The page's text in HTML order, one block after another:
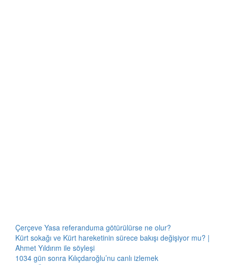
Çerçeve Yasa referanduma götürülürse ne olur?
Kürt sokağı ve Kürt hareketinin sürece bakışı değişiyor mu? |
Ahmet Yıldırım ile söyleşi
1034 gün sonra Kılıçdaroğlu’nu canlı izlemek